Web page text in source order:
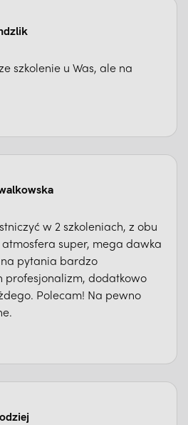
szkolenie u Was, ale na
w 2 szkoleniach, z obu
super, mega dawka
pytania bardzo
profesjonalizm, dodatkowo
Polecam! Na pewno